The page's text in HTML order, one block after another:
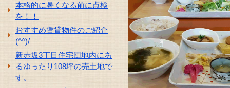
本格的に暑くなる前に点検
を！！
おすすめ賃貸物件のご紹介
(^^)/
新赤坂3丁目住宅団地内にあ
るゆったり108坪の売土地で
す。